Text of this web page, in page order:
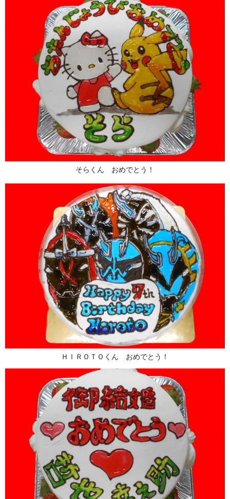
そらくん おめでとう！
ＨＩＲＯＴＯくん おめでとう！